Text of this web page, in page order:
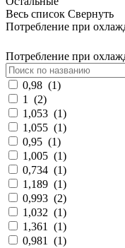
Весь список Свернуть
Потребление при
Потребление при
0,98 (1)
1
(2)
1,053 (1)
1,055 (1)
0,95 (1)
1,005 (1)
0,734 (1)
1,189 (1)
0,993 (2)
1,032 (1)
1,361
(1)
0,981
(1)